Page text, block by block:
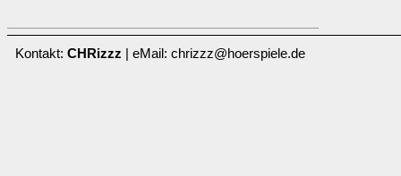
Kontakt: CHRizzz | eMail: chrizzz@hoerspiele.de